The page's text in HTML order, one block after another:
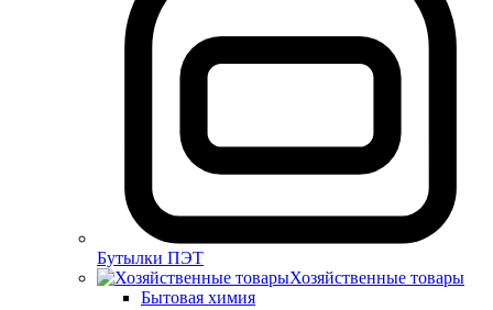
Бутылки ПЭТ
Хозяйственные товары
Бытовая химия